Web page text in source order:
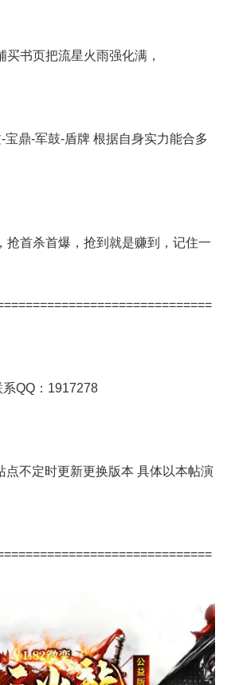
书页把流星火雨强化满，
宝鼎-军鼓-盾牌 根据自身实力能合多
抢首杀首爆，抢到就是赚到，记住一
QQ：1917278
不定时更新更换版本 具体以本帖演